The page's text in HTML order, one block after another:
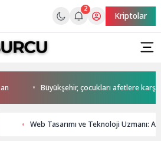
2
Kriptolar
Büyükşehir, çocukları afetlere karşı
Web Tasarımı ve Teknoloji Uzmanı: